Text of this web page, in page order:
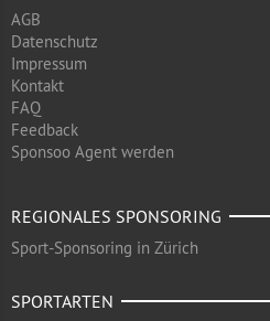
AGB
Datenschutz
Impressum
Kontakt
FAQ
Feedback
Sponsoo Agent werden
REGIONALES SPONSORING
Sport-Sponsoring in Zürich
SPORTARTEN